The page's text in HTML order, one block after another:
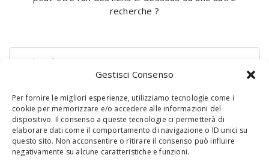
Gestisci Consenso
Per fornire le migliori esperienze, utilizziamo tecnologie come i
cookie per memorizzare e/o accedere alle informazioni del
dispositivo. Il consenso a queste tecnologie ci permetterà di
elaborare dati come il comportamento di navigazione o ID unici su
questo sito. Non acconsentire o ritirare il consenso può influire
negativamente su alcune caratteristiche e funzioni.
recherche ?